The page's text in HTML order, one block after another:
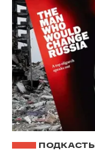
ПОДКАСТЫ